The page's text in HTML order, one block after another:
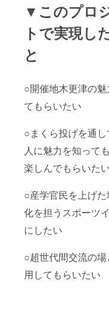
▼このプロ
トで実現し
と
○開催地木更津の魅
てもらいたい
○まくら投げを通
人に魅力を知って
楽しんでもらいたい
○産学官民を上げ
化を担うスポーツ
にしたい
○超世代間交流の
用してもらいたい